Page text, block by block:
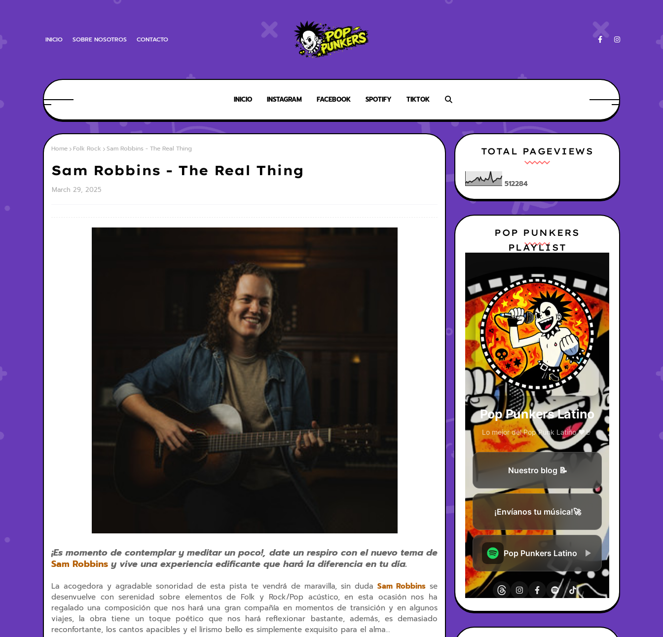
INICIO SOBRE NOSOTROS CONTACTO
INICIO INSTAGRAM FACEBOOK SPOTIFY TIKTOK
Home Folk Rock Sam Robbins - The Real Thing
Sam Robbins - The Real Thing
March 29, 2025
¡Es momento de contemplar y meditar un poco!, date un respiro con el nuevo tema de
Sam Robbins y vive una experiencia edificante que hará la diferencia en tu día.
La acogedora y agradable sonoridad de esta pista te vendrá de maravilla, sin duda Sam Robbins se
desenvuelve con serenidad sobre elementos de Folk y Rock/Pop acústico, en esta ocasión nos ha
regalado una composición que nos hará una gran compañía en momentos de transición y en algunos
viajes, la obra tiene un toque poético que nos hará reflexionar bastante, además, es demasiado
reconfortante, los cantos apacibles y el lirismo bello es simplemente exquisito para el alma...
TOTAL PAGEVIEWS
512284
POP PUNKERS
PLAYLIST